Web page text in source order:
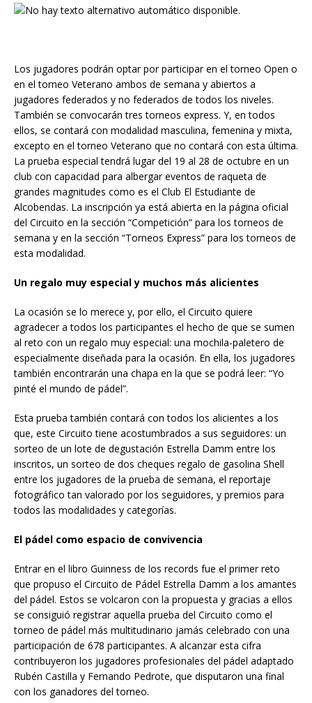
Los jugadores podrán optar por participar en el torneo Open o
en el torneo Veterano ambos de semana y abiertos a
jugadores federados y no federados de todos los niveles.
También se convocarán tres torneos express. Y, en todos
ellos, se contará con modalidad masculina, femenina y mixta,
excepto en el torneo Veterano que no contará con esta última.
La prueba especial tendrá lugar del 19 al 28 de octubre en un
club con capacidad para albergar eventos de raqueta de
grandes magnitudes como es el Club El Estudiante de
Alcobendas. La inscripción ya está abierta en la página oficial
del Circuito en la sección “Competición” para los torneos de
semana y en la sección “Torneos Express” para los torneos de
esta modalidad.
Un regalo muy especial y muchos más alicientes
La ocasión se lo merece y, por ello, el Circuito quiere
agradecer a todos los participantes el hecho de que se sumen
al reto con un regalo muy especial: una mochila-paletero de
especialmente diseñada para la ocasión. En ella, los jugadores
también encontrarán una chapa en la que se podrá leer: “Yo
pinté el mundo de pádel”.
Esta prueba también contará con todos los alicientes a los
que, este Circuito tiene acostumbrados a sus seguidores: un
sorteo de un lote de degustación Estrella Damm entre los
inscritos, un sorteo de dos cheques regalo de gasolina Shell
entre los jugadores de la prueba de semana, el reportaje
fotográfico tan valorado por los seguidores, y premios para
todos las modalidades y categorías.
El pádel como espacio de convivencia
Entrar en el libro Guinness de los records fue el primer reto
que propuso el Circuito de Pádel Estrella Damm a los amantes
del pádel. Estos se volcaron con la propuesta y gracias a ellos
se consiguió registrar aquella prueba del Circuito como el
torneo de pádel más multitudinario jamás celebrado con una
participación de 678 participantes. A alcanzar esta cifra
contribuyeron los jugadores profesionales del pádel adaptado
Rubén Castilla y Fernando Pedrote, que disputaron una final
con los ganadores del torneo.